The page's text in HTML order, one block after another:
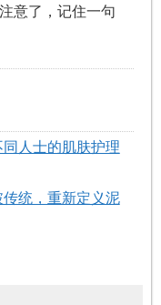
意了，记住一句
人士的肌肤护理
统，重新定义泥